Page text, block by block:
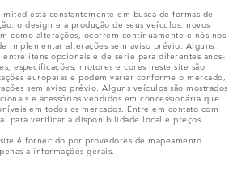
está constantemente em busca de formas de
o design e a produção de seus veículos; novos
como alterações, ocorrem continuamente e nós nos
implementar alterações sem aviso prévio. Alguns
entre itens opcionais e de série para diferentes anos-
especificações, motores e cores neste site são
europeias e podem variar conforme o mercado,
sem aviso prévio. Alguns veículos são mostrados
e acessórios vendidos em concessionária que
em todos os mercados. Entre em contato com
para verificar a disponibilidade local e preços.
é fornecido por provedores de mapeamento
a informações gerais.